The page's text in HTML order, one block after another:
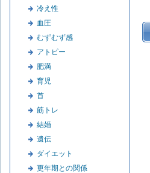
冷え性
血圧
むずむず感
アトピー
肥満
育児
首
筋トレ
結婚
遺伝
ダイエット
更年期との関係